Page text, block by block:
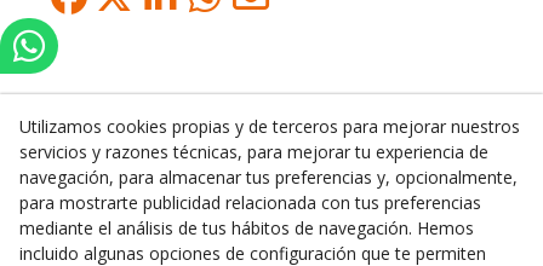
Inserbo, S.L.
Pol. Industrial Torrefarrera C/. Ponent, 3
25123 Torrefarrera( Lleida)España
Utilizamos cookies propias y de terceros para mejorar nuestros
servicios y razones técnicas, para mejorar tu experiencia de
navegación, para almacenar tus preferencias y, opcionalmente,
para mostrarte publicidad relacionada con tus preferencias
mediante el análisis de tus hábitos de navegación. Hemos
incluido algunas opciones de configuración que te permiten